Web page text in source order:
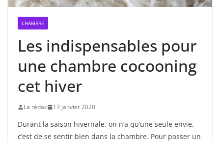
CHAMBRE
Les indispensables pour
une chambre cocooning
cet hiver
La rédac 13 janvier 2020
Durant la saison hivernale, on n’a qu’une seule envie,
c’est de se sentir bien dans la chambre. Pour passer un